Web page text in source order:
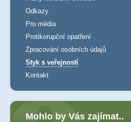
Odkazy
Pro média
Protikorupční opatření
Zpracování osobních údajů
Styk s veřejností
Kontakt
Mohlo by Vás zajímat..